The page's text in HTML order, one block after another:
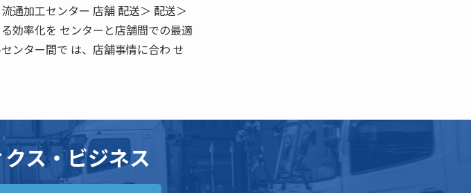
通加工センター 店舗 配送＞ 配送＞
効率化を センターと店舗間での最適
ンター間で は、店舗事情に合わ せ
ス・ビジネス